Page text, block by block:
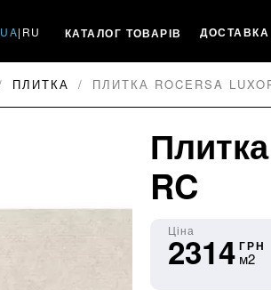
UA| RU КАТАЛОГ ТОВАРІВ ДОСТАВКА
ПЛИТКА ПЛИТКА ROCERSA
RC
Ціна
2314 ГРН
м2